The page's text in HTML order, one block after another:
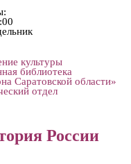
культуры
библиотека
Саратовской области»
отдел
России